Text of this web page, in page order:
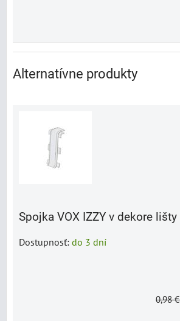
Alternatívne produkty
Spojka VOX IZZY v dekore lišty
Dostupnosť: do 3 dní
0,98